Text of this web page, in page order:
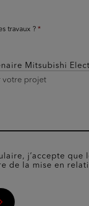
travaux ?
Mitsubishi
j’accepte que
de la mise en